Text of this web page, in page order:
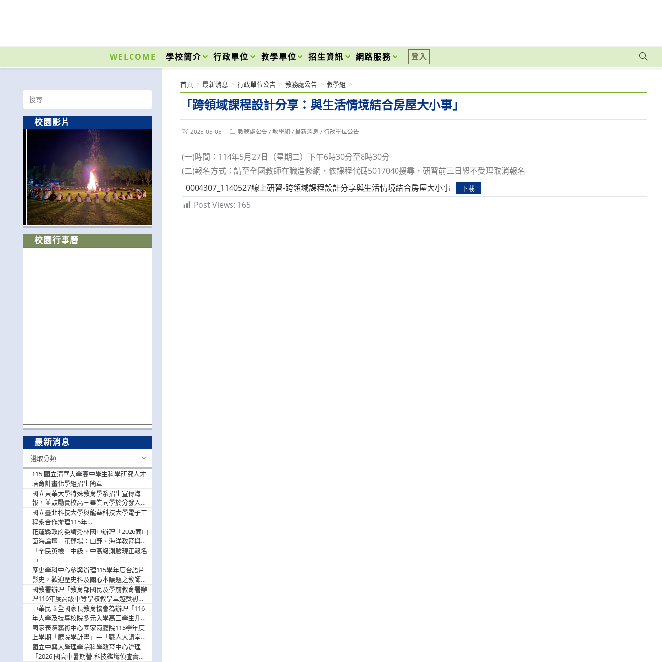
內
WELCOME 學校簡介 行政單位 教學單位 招生資訊 網路服務 登入
「跨領域課程設計分享：與生活情境結合房屋大小事」
首頁 > 最新消息 > 行政單位公告 > 教務處公告 > 教學組 >
Post2025-05-05
Post教務處公告 / 教學組 / 最新消息 / 行政單位公告
(一)時間：114年5月27日（星期二）下午6時30分至8時30分
(二)報名方式：請至全國教師在職進修網，依課程代碼5017040搜尋，研習前三日恕不受理取消報名
0004307_1140527線上研習-跨領域課程設計分享與生活情境結合房屋大小事
下載
Post Views: 165
Search
for:
校園影片
校園行事曆
最新消息
選取分類
115 國立清華大學高中學生科學研究人才
培育計畫化學組招生簡章
國立東華大學特殊教育學系招生宣傳海
報，並鼓勵貴校高三畢業同學於分發入學
階段踴躍選填。
國立臺北科技大學與龍華科技大學電子工
程系合作辦理115年
「115.08.10~08.12「AI賦能應用於智慧半
導體研習營」，歡迎學生踴躍報名參加
花蓮縣政府委請秀林國中辦理「2026面山
面海論壇－花蓮場：山野、海洋教育與戶
外安全實務課程」，歡迎踴躍報名參加
「全民英檢」中級、中高級測驗現正報名
中
歷史學科中心參與辦理115學年度台語片
影史，歡迎歷史科及關心本議題之教師踴
躍報名參加
國教署辦理「教育部國民及學前教育署辦
理116年度高級中等學校教學卓越獎初選
實施計畫」，鼓勵教師踴躍報名
中華民國全國家長教育協會為辦理「116
年大學及技專校院多元入學高三學生升學
輔導家長說明會」
國家表演藝術中心國家兩廳院115學年度
上學期「廳院學計畫」—「職人大講堂」
及「一日體驗課程」，鼓勵踴躍報名參
與。
國立中興大學理學院科學教育中心辦理
「2026 國高中暑期營-科技鑑識偵查實戰